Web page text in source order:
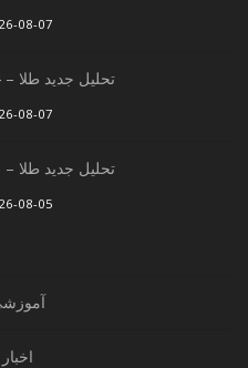
08-07
تحلیل جدید طلا – 1405/05/14
08-07
تحلیل جدید طلا – 1405/05/13
08-05
اخبار